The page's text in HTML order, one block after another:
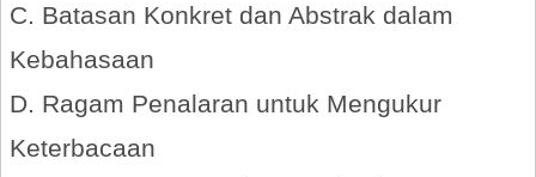
C. Batasan Konkret dan Abstrak dalam
Kebahasaan
D. Ragam Penalaran untuk Mengukur
Keterbacaan